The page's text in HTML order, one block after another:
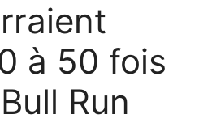
à 50 fois
Run